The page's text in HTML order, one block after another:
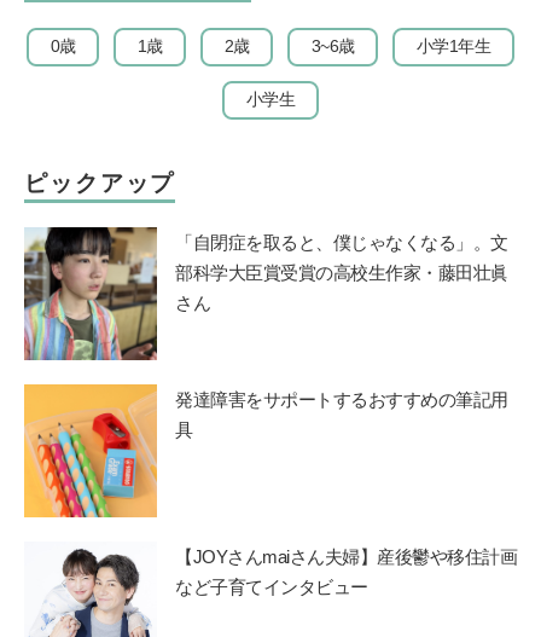
0歳 1歳 2歳 3~6歳 小学1年生
小学生
ピックアップ
「自閉症を取ると、僕じゃなくなる」。文
部科学大臣賞受賞の高校生作家・藤田壮眞
さん
発達障害をサポートするおすすめの筆記用
具
【JOYさんmaiさん夫婦】産後鬱や移住計画
など子育てインタビュー